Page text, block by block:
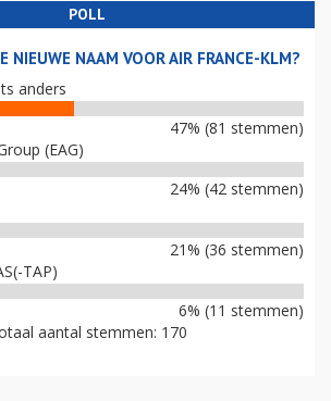
POLL
NIEUWE NAAM VOOR AIR FRANCE-KLM?
anders
47% (81 stemmen)
(EAG)
24% (42 stemmen)
21% (36 stemmen)
TAP)
6% (11 stemmen)
aantal stemmen: 170